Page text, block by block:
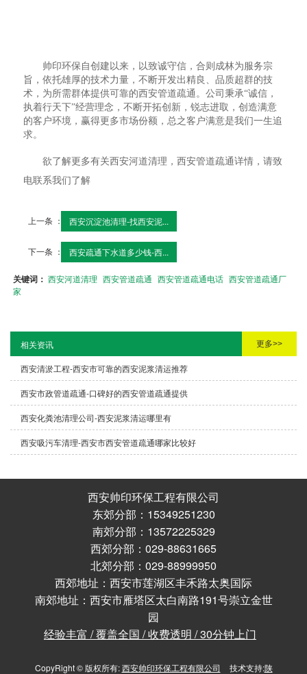
帅印环保自创建以来，以致诚守信，合则成林为服务宗
旨，依托雄厚的技术力量，不断开发出精良、品质超群的技
术，为所需群体提供可靠的西安管道疏通。公司秉承“诚信，
执着行天下”经营理念，不断开拓创新，锐志进取，创造满意
的客户环境，赢得更多市场份额，总之客户满意是我们一生追
求。
欲了解更多有关西安河道清理，西安管道疏通详情，请致
电联系我们了解
上一条 ： 西安沉淀池清理-找西安泥...
下一条 ： 西安疏通下水道多少钱-西...
关键词：西安河道清理 西安管道疏通 西安管道疏通电话 西安管道疏通厂
家
相关资讯 更多>>
西安清淤工程-西安市可靠的西安泥浆清运推荐
西安市政管道疏通-口碑好的西安管道疏通提供
西安化粪池清理公司-西安泥浆清运哪里有
西安吸污车清理-西安市西安管道疏通哪家比较好
西安帅印环保工程有限公司
东郊分部：15349251230
南郊分部：13572225329
西郊分部：029-88631665
北郊分部：029-88999950
西郊地址：西安市莲湖区丰禾路太奥国际
南郊地址：西安市雁塔区太白南路191号崇立金世
园
经验丰富 / 覆盖全国 / 收费透明 / 30分钟上门
CopyRight © 版权所有:西安帅印环保工程有限公司 技术支持:陕